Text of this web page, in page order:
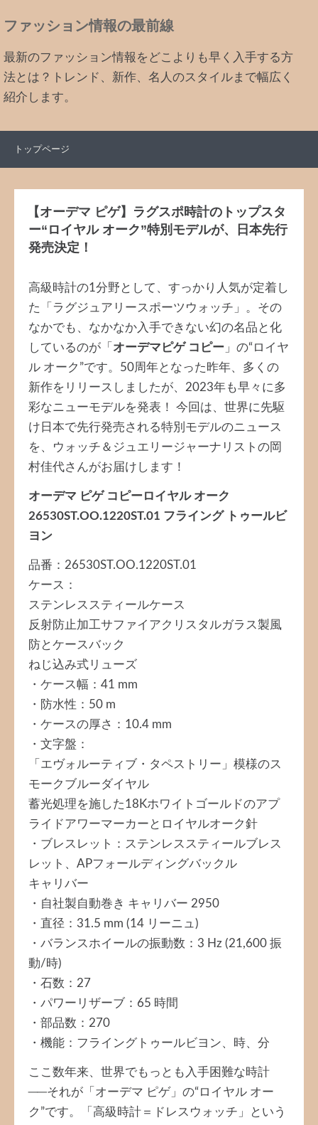
ファッション情報の最前線
最新のファッション情報をどこよりも早く入手する方
法とは？トレンド、新作、名人のスタイルまで幅広く
紹介します。
トップページ
【オーデマ ピゲ】ラグスポ時計のトップスタ
ー“ロイヤル オーク”特別モデルが、日本先行
発売決定！
高級時計の1分野として、すっかり人気が定着し
た「ラグジュアリースポーツウォッチ」。その
なかでも、なかなか入手できない幻の名品と化
しているのが「 オーデマピゲ コピー 」の“ロイヤ
ル オーク”です。50周年となった昨年、多くの
新作をリリースしましたが、2023年も早々に多
彩なニューモデルを発表！ 今回は、世界に先駆
け日本で先行発売される特別モデルのニュース
を、ウォッチ＆ジュエリージャーナリストの岡
村佳代さんがお届けします！
オーデマ ピゲ コピーロイヤル オーク
26530ST.OO.1220ST.01 フライング トゥールビ
ヨン
品番：26530ST.OO.1220ST.01
ケース：
ステンレススティールケース
反射防止加工サファイアクリスタルガラス製風
防とケースバック
ねじ込み式リューズ
・ケース幅：41 mm
・防水性：50 m
・ケースの厚さ：10.4 mm
・文字盤：
「エヴォルーティブ・タペストリー」模様のス
モークブルーダイヤル
蓄光処理を施した18Kホワイトゴールドのアプ
ライドアワーマーカーとロイヤルオーク針
・ブレスレット：ステンレススティールブレス
レット、APフォールディングバックル
キャリバー
・自社製自動巻き キャリバー 2950
・直径：31.5 mm (14 リーニュ)
・バランスホイールの振動数：3 Hz (21,600 振
動/時)
・石数：27
・パワーリザーブ：65 時間
・部品数：270
・機能：フライングトゥールビヨン、時、分
ここ数年来、世界でもっとも入手困難な時計
──それが「オーデマ ピゲ」の“ロイヤル オー
ク”です。「高級時計＝ドレスウォッチ」という